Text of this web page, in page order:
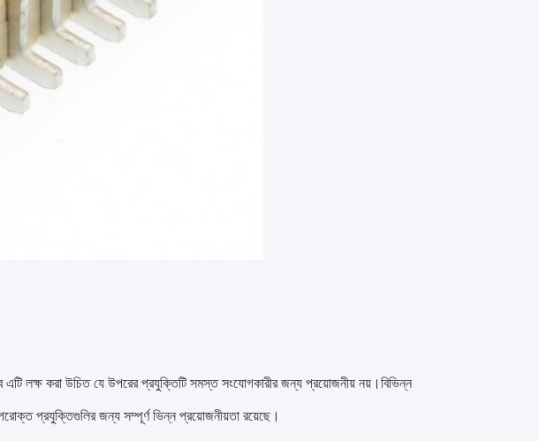
এটি লক্ষ করা উচিত যে উপরের প্রযুক্তিটি সমস্ত সংযোগকারীর জন্য প্রয়োজনীয় নয়।বিভিন্ন
প্রযুক্তিগুলির জন্য সম্পূর্ণ ভিন্ন প্রয়োজনীয়তা রয়েছে।